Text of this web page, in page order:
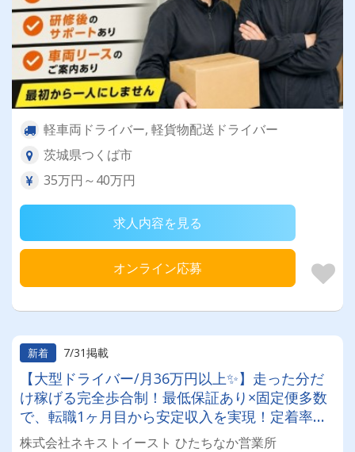
軽車両ドライバー, 軽貨物配送ドライバー
茨城県つくば市
35万円～40万円
求人内容を見る
オンライン応募
新着 7/31掲載
【大型ドライバー/月36万円以上✨】走った分だ
け稼げる完全歩合制！最低保証あり×固定便多数
で、転職1ヶ月目から安定収入を実現！定着率抜
群の安定企業で働きませんか？✨
株式会社ネキストイースト ひたちなか営業所